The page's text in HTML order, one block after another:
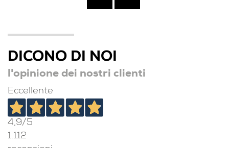
DICONO DI NOI
l'opinione dei nostri clienti
Eccellente
4,9/5
1.112